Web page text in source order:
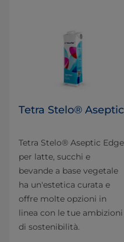
Tetra Stelo® Aseptic
Tetra Stelo® Aseptic Edge
per latte, succhi e
bevande a base vegetale
ha un'estetica curata e
offre molte opzioni in
linea con le tue ambizioni
di sostenibilità.